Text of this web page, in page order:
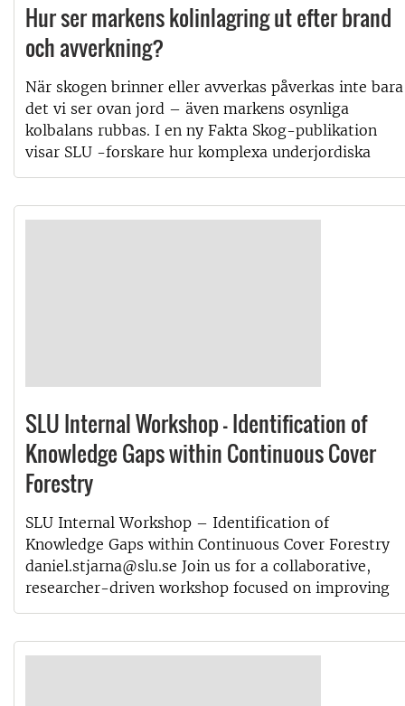
Hur ser markens kolinlagring ut efter brand
och avverkning?
När skogen brinner eller avverkas påverkas inte bara
det vi ser ovan jord – även markens osynliga
kolbalans rubbas. I en ny Fakta Skog-publikation
visar SLU -forskare hur komplexa underjordiska
SLU Internal Workshop – Identification of
Knowledge Gaps within Continuous Cover
Forestry
SLU Internal Workshop – Identification of
Knowledge Gaps within Continuous Cover Forestry
daniel.stjarna@slu.se Join us for a collaborative,
researcher-driven workshop focused on improving